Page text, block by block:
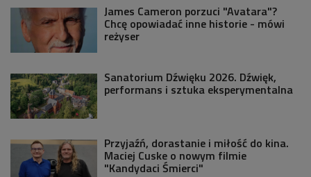
James Cameron porzuci "Avatara"?
Chcę opowiadać inne historie - mówi
reżyser
Sanatorium Dźwięku 2026. Dźwięk,
performans i sztuka eksperymentalna
Przyjaźń, dorastanie i miłość do kina.
Maciej Cuske o nowym filmie
"Kandydaci Śmierci"